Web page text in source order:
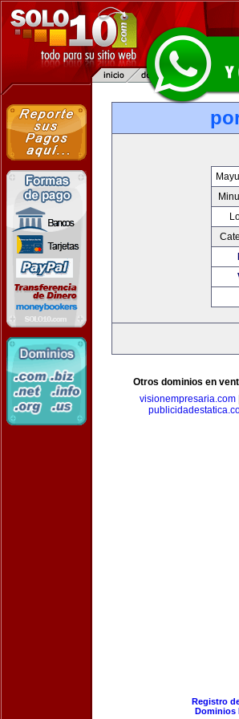
Otros dominios en
visionempresaria.com
Registro
Dominios